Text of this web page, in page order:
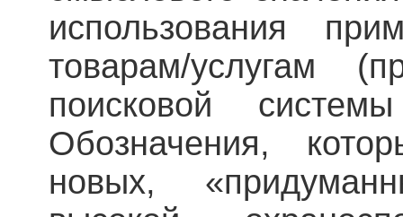
использования
товарам/услугам
поисковой
Обозначения,
новых,